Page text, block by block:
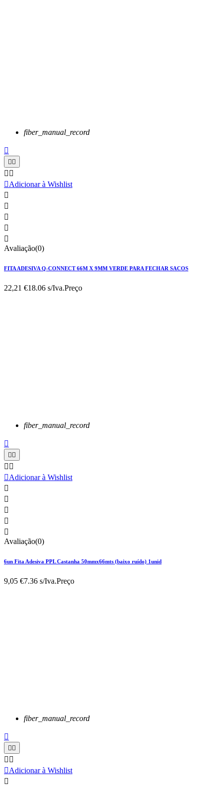
fiber_manual_record

 
 
Adicionar à Wishlist





Avaliação(0)
FITA ADESIVA Q-CONNECT 66M X 9MM VERDE PARA FECHAR SACOS
22,21 €18.06 s/Iva.Preço
fiber_manual_record

 
 
Adicionar à Wishlist





Avaliação(0)
6un Fita Adesiva PPL Castanha 50mmx66mts (baixo ruído) 1unid
9,05 €7.36 s/Iva.Preço
fiber_manual_record

 
 
Adicionar à Wishlist
